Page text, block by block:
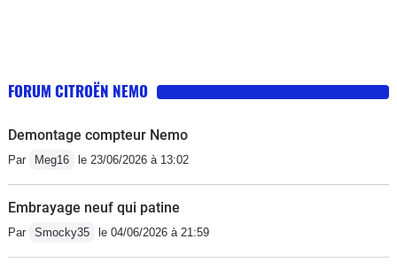
jamais...
FORUM CITROËN NEMO
Demontage compteur Nemo
Par Meg16 le 23/06/2026 à 13:02
Embrayage neuf qui patine
Par Smocky35 le 04/06/2026 à 21:59